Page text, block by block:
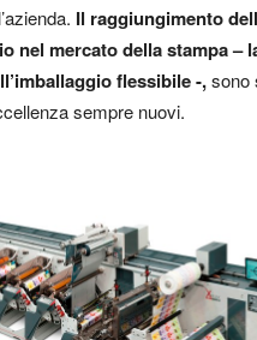
Il raggiungimento
nel mercato della stampa –
flessibile -,sono
sempre nuovi.